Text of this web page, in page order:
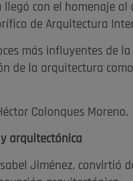
con el homenaje
de Arquitectura
más influyentes de
de la arquitectura
Colonques Moreno.
arquitectónica
Jiménez, convirtió